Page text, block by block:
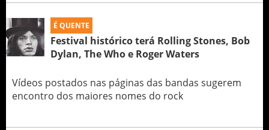
É QUENTE
Festival histórico terá Rolling Stones, Bob
Dylan, The Who e Roger Waters
Vídeos postados nas páginas das bandas sugerem
encontro dos maiores nomes do rock